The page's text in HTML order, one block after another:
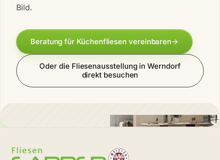
Bild.
Beratung für Küchenfliesen vereinbaren→
Oder die Fliesenausstellung in Werndorf
direkt besuchen